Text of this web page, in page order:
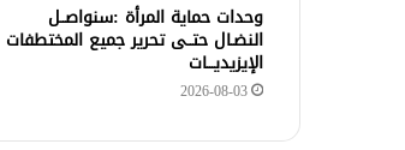
وحدات حماية المرأة :سنواصــل
النضـال حتــى تحرير جميع المختطفات
الإيزيديـــات
2026-08-03